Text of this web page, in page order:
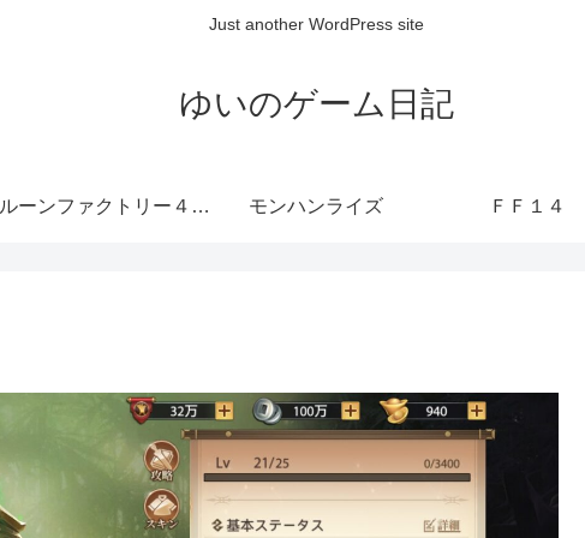
Just another WordPress site
ゆいのゲーム日記
ルーンファクトリー４ SP モンハンライズ ＦＦ１４